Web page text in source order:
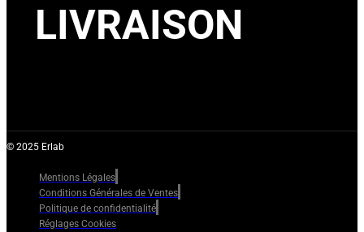
LIVRAISON
© 2025 Erlab
Mentions Légales
Conditions Générales de Ventes
Politique de confidentialité
Réglages Cookies